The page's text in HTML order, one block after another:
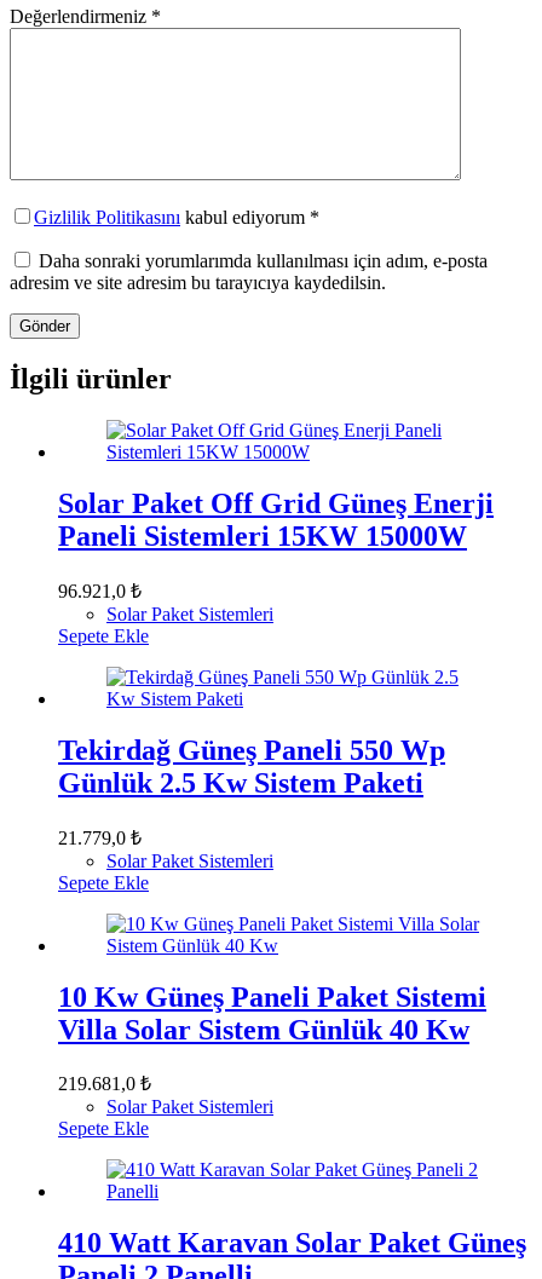
Değerlendirmeniz *
Gizlilik Politikasını kabul ediyorum *
Daha sonraki yorumlarımda kullanılması için adım, e-posta
adresim ve site adresim bu tarayıcıya kaydedilsin.
Gönder
İlgili ürünler
Solar Paket Off Grid Güneş Enerji
Paneli Sistemleri 15KW 15000W
96.921,0 ₺
Solar Paket Sistemleri
Sepete Ekle
Tekirdağ Güneş Paneli 550 Wp
Günlük 2.5 Kw Sistem Paketi
21.779,0 ₺
Solar Paket Sistemleri
Sepete Ekle
10 Kw Güneş Paneli Paket Sistemi
Villa Solar Sistem Günlük 40 Kw
219.681,0 ₺
Solar Paket Sistemleri
Sepete Ekle
410 Watt Karavan Solar Paket Güneş